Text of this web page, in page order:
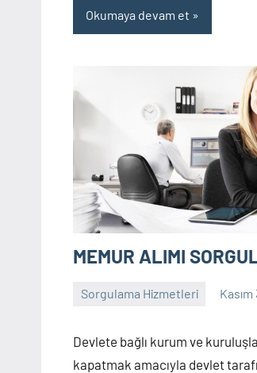
Okumaya devam et
MEMUR ALIMI
Sorgulama Hizmetleri
sorgulama
Yorum
Devlete bağlı kurum ve
kapatmak amacıyla devlet